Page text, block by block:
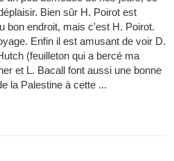
Bien sûr H. Poirot est
bon endroit, mais c'est H. Poirot.
Enfin il est amusant de voir D.
(feuilleton qui a bercé ma
et L. Bacall font aussi une bonne
la Palestine à cette ...